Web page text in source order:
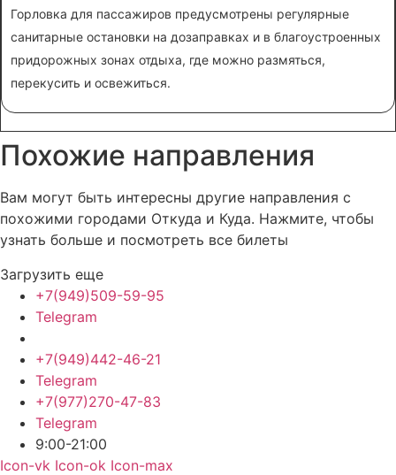
Горловка для пассажиров предусмотрены регулярные
санитарные остановки на дозаправках и в благоустроенных
придорожных зонах отдыха, где можно размяться,
перекусить и освежиться.
Похожие направления
Вам могут быть интересны другие направления с
похожими городами Откуда и Куда. Нажмите, чтобы
узнать больше и посмотреть все билеты
Загрузить еще
+7(949)509-59-95
Telegram
+7(949)442-46-21
Telegram
+7(977)270-47-83
Telegram
9:00-21:00
Icon-vk Icon-ok Icon-max